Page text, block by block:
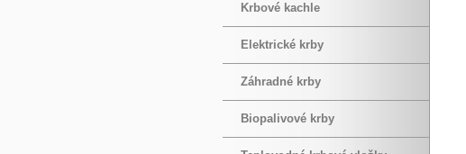
Krbové kachle
Elektrické krby
Záhradné krby
Biopalivové krby